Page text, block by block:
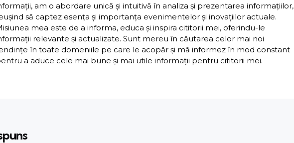
am o abordare unică și intuitivă în analiza și prezentarea informațiilor,
să captez esența și importanța evenimentelor și inovațiilor actuale.
mea este de a informa, educa și inspira cititorii mei, oferindu-le
relevante și actualizate. Sunt mereu în căutarea celor mai noi
în toate domeniile pe care le acopăr și mă informez în mod constant
a aduce cele mai bune și mai utile informații pentru cititorii mei.